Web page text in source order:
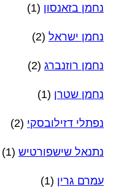
נחמן בזאנסון (1)
נחמן ישראל (2)
נחמן רוזנברג (2)
נחמן שטרן (1)
נפתלי דזילובסקי (2)
נתנאל שישפורטיש (1)
עמרם גרין (1)